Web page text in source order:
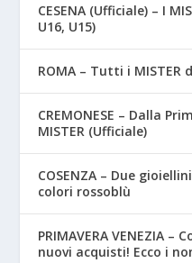
CESENA (Ufficiale) – I
U16, U15)
ROMA – Tutti i MISTER
CREMONESE – Dalla
MISTER (Ufficiale)
COSENZA – Due
colori rossoblù
PRIMAVERA VENEZIA
nuovi acquisti! Ecco i